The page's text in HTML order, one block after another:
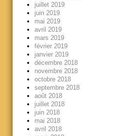
juillet 2019
juin 2019
mai 2019
avril 2019
mars 2019
février 2019
janvier 2019
décembre 2018
novembre 2018
octobre 2018
septembre 2018
août 2018
juillet 2018
juin 2018
mai 2018
avril 2018